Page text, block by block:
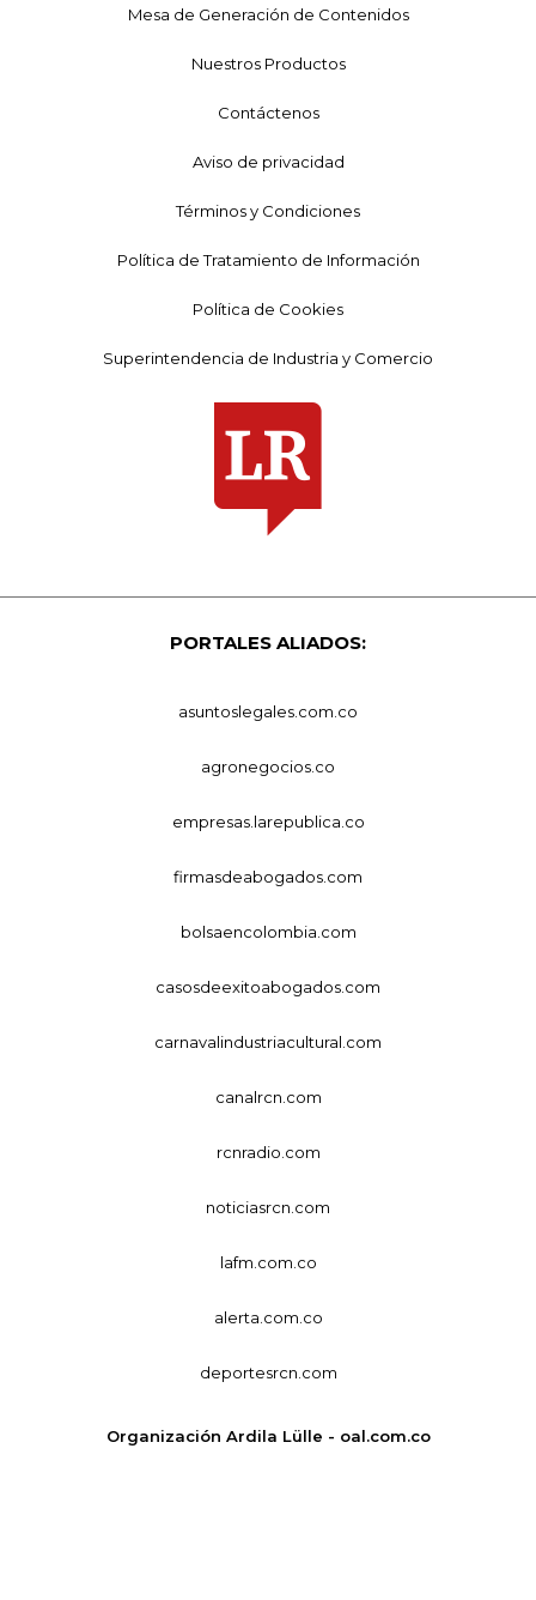
Mesa de Generación de Contenidos
Nuestros Productos
Contáctenos
Aviso de privacidad
Términos y Condiciones
Política de Tratamiento de Información
Política de Cookies
Superintendencia de Industria y Comercio
PORTALES ALIADOS:
asuntoslegales.com.co
agronegocios.co
empresas.larepublica.co
firmasdeabogados.com
bolsaencolombia.com
casosdeexitoabogados.com
carnavalindustriacultural.com
canalrcn.com
rcnradio.com
noticiasrcn.com
lafm.com.co
alerta.com.co
deportesrcn.com
Organización Ardila Lülle - oal.com.co